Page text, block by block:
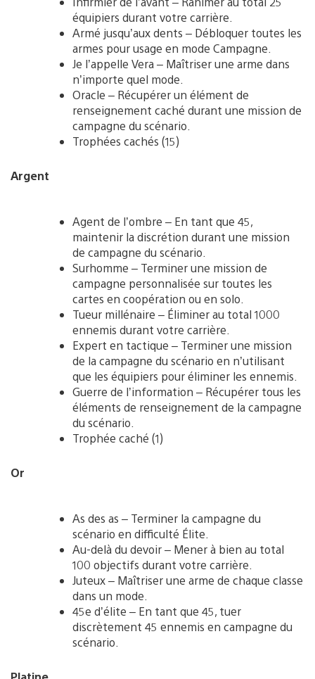
équipiers durant votre carrière.
Armé jusqu’aux dents – Débloquer toutes les
armes pour usage en mode Campagne.
Je l’appelle Vera – Maîtriser une arme dans
n’importe quel mode.
Oracle – Récupérer un élément de
renseignement caché durant une mission de
campagne du scénario.
Trophées cachés (15)
Argent
Agent de l’ombre – En tant que 45,
maintenir la discrétion durant une mission
de campagne du scénario.
Surhomme – Terminer une mission de
campagne personnalisée sur toutes les
cartes en coopération ou en solo.
Tueur millénaire – Éliminer au total 1000
ennemis durant votre carrière.
Expert en tactique – Terminer une mission
de la campagne du scénario en n’utilisant
que les équipiers pour éliminer les ennemis.
Guerre de l’information – Récupérer tous les
éléments de renseignement de la campagne
du scénario.
Trophée caché (1)
Or
As des as – Terminer la campagne du
scénario en difficulté Élite.
Au-delà du devoir – Mener à bien au total
100 objectifs durant votre carrière.
Juteux – Maîtriser une arme de chaque classe
dans un mode.
45e d’élite – En tant que 45, tuer
discrètement 45 ennemis en campagne du
scénario.